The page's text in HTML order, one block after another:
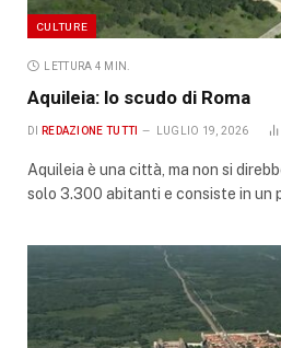
CULTURE
LETTURA 4 MIN.
Aquileia: lo scudo di Roma
DI REDAZIONE TUTTI LUGLIO 19, 2026
Aquileia è una città, ma non si
solo 3.300 abitanti e consiste in un